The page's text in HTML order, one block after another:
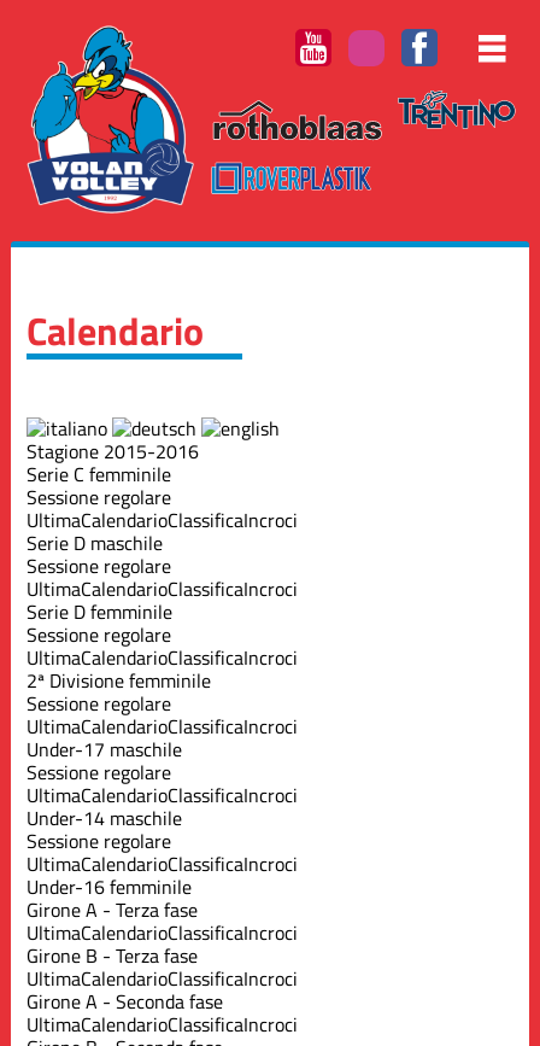
Calendario
Stagione 2015-2016
Serie C femminile
Sessione regolare
UltimaCalendarioClassificaIncroci
Serie D maschile
Sessione regolare
UltimaCalendarioClassificaIncroci
Serie D femminile
Sessione regolare
UltimaCalendarioClassificaIncroci
2ª Divisione femminile
Sessione regolare
UltimaCalendarioClassificaIncroci
Under-17 maschile
Sessione regolare
UltimaCalendarioClassificaIncroci
Under-14 maschile
Sessione regolare
UltimaCalendarioClassificaIncroci
Under-16 femminile
Girone A - Terza fase
UltimaCalendarioClassificaIncroci
Girone B - Terza fase
UltimaCalendarioClassificaIncroci
Girone A - Seconda fase
UltimaCalendarioClassificaIncroci